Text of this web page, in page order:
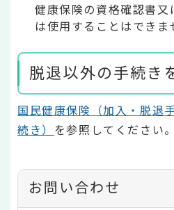
健康保険の資格確認書
は使用することはできま
脱退以外の手続き
国民健康保険（加入・脱退
続き） を参照してください。
お問い合わせ